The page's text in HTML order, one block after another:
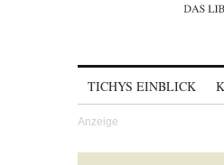
TICHYS EINBLICK